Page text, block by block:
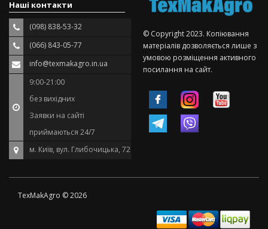
Наші контакти
(098) 838-53-32
(066) 843-05-77
info@texmakagro.in.ua
9:00-21:00
без вихідних
Заявки на сайті
приймаються 24/7
м. Київ, вул. Глибочицька, 72
© Copyright 2023. Копіювання
матеріалів дозволяється лише з
умовою розміщення активного
посилання на сайт.
TexMakAgro © 2026